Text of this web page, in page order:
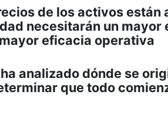
de los activos están
necesitarán un mayor
eficacia operativa
analizado dónde se
que todo